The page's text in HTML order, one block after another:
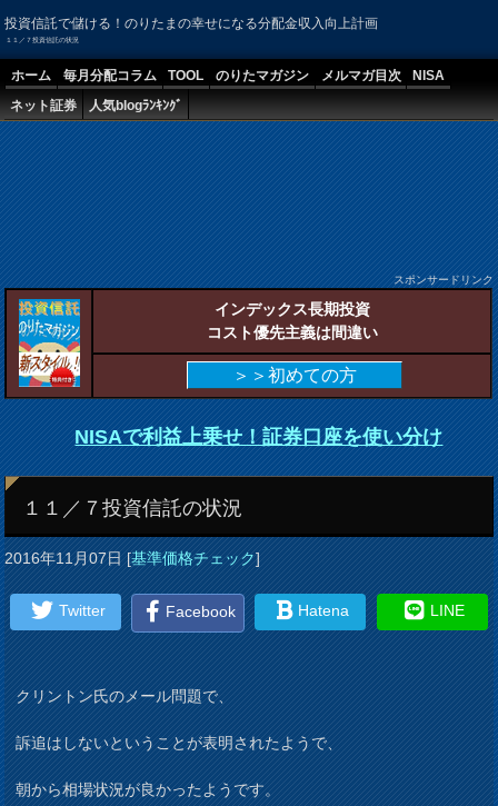
投資信託で儲ける！のりたまの幸せになる分配金収入向上計画
１１／７投資信託の状況
ホーム 毎月分配コラム TOOL のりたマガジン メルマガ目次
NISA
ネット証券
人気blogﾗﾝｷﾝｸﾞ
スポンサードリンク
インデックス長期投資
コスト優先主義は間違い
＞＞初めての方
NISAで利益上乗せ！証券口座を使い分け
１１／７投資信託の状況
2016年11月07日[基準価格チェック]
Twitter Facebook Hatena LINE
クリントン氏のメール問題で、
訴追はしないということが表明されたようで、
朝から相場状況が良かったようです。